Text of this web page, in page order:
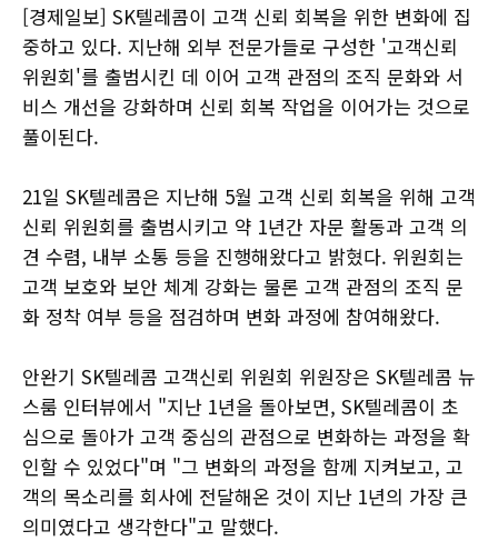
[경제일보] SK텔레콤이 고객 신뢰 회복을 위한 변화에 집
중하고 있다. 지난해 외부 전문가들로 구성한 '고객신뢰
위원회'를 출범시킨 데 이어 고객 관점의 조직 문화와 서
비스 개선을 강화하며 신뢰 회복 작업을 이어가는 것으로
풀이된다.
21일 SK텔레콤은 지난해 5월 고객 신뢰 회복을 위해 고객
신뢰 위원회를 출범시키고 약 1년간 자문 활동과 고객 의
견 수렴, 내부 소통 등을 진행해왔다고 밝혔다. 위원회는
고객 보호와 보안 체계 강화는 물론 고객 관점의 조직 문
화 정착 여부 등을 점검하며 변화 과정에 참여해왔다.
안완기 SK텔레콤 고객신뢰 위원회 위원장은 SK텔레콤 뉴
스룸 인터뷰에서 "지난 1년을 돌아보면, SK텔레콤이 초
심으로 돌아가 고객 중심의 관점으로 변화하는 과정을 확
인할 수 있었다"며 "그 변화의 과정을 함께 지켜보고, 고
객의 목소리를 회사에 전달해온 것이 지난 1년의 가장 큰
의미였다고 생각한다"고 말했다.